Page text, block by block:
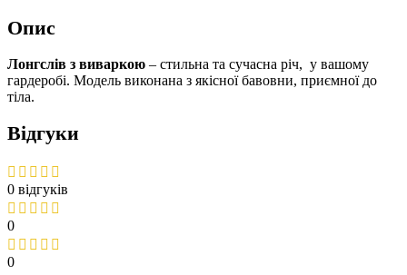
Опис
Лонгслів з виваркою – стильна та сучасна річ, у вашому
гардеробі. Модель виконана з якісної бавовни, приємної до
тіла.
Відгуки
0 відгуків
0
0